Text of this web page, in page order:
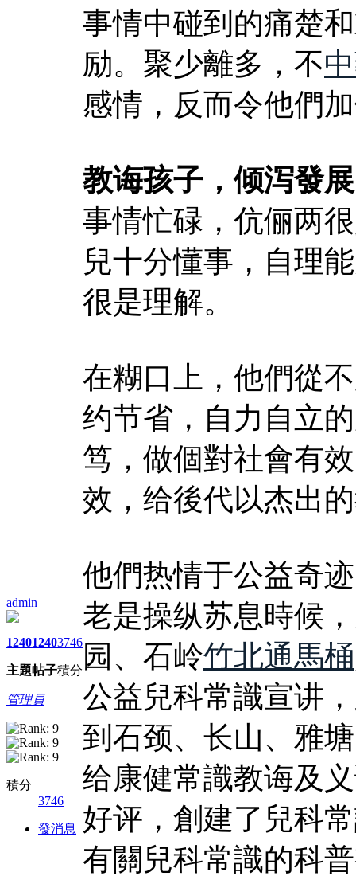
admin
1240
主題
1240
帖子
3746
積分
管理員
積分
3746
發消息
事情中碰到的痛楚
励。聚少離多，不
感情，反而令他們
教诲孩子，倾泻發
事情忙碌，伉俪两
兒十分懂事，自理
很是理解。
在糊口上，他們從
约节省，自力自立
笃，做個對社會有
效，给後代以杰出
他們热情于公益奇
老是操纵苏息時候
园、石岭竹北通馬桶
公益兒科常識宣讲
到石颈、长山、雅
给康健常識教诲及
好评，創建了兒科
有關兒科常識的科